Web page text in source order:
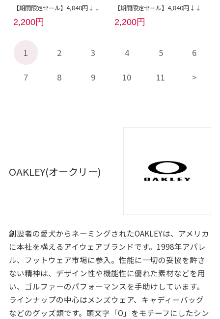
【期間限定セール】4,840円↓↓
2,200円
【期間限定セール】4,840円↓↓
2,200円
1 2 3 4 5 6
7 8 9 10 11
OAKLEY(オークリー)
創設者の愛犬からネーミングされたOAKLEYは、アメリカ
に本社を構えるアイウェアブランドです。1998年アパレ
ル、フットウェア市場に参入。性能に一切の妥協を許さ
ない精神は、デザイン性や機能性に優れた素材などを用
い、ゴルファーのパフォーマンスを手助けしています。
ラインナップの中心はメンズウェア、キャディーバッグ
などのグッズ類です。頭文字「O」をモチーフにしたシン